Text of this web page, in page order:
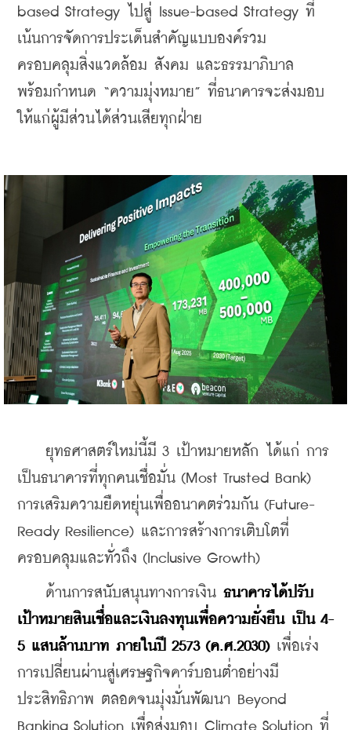
based Strategy ไปสู่ Issue-based Strategy ที่
เน้นการจัดการประเด็นสำคัญแบบองค์รวม
ครอบคลุมสิ่งแวดล้อม สังคม และธรรมาภิบาล
พร้อมกำหนด “ความมุ่งหมาย” ที่ธนาคารจะส่งมอบ
ให้แก่ผู้มีส่วนได้ส่วนเสียทุกฝ่าย
ยุทธศาสตร์ใหม่นี้มี 3 เป้าหมายหลัก ได้แก่ การ
เป็นธนาคารที่ทุกคนเชื่อมั่น (Most Trusted Bank)
การเสริมความยืดหยุ่นเพื่ออนาคตร่วมกัน (Future-
Ready Resilience) และการสร้างการเติบโตที่
ครอบคลุมและทั่วถึง (Inclusive Growth)
ด้านการสนับสนุนทางการเงิน ธนาคารได้ปรับ
เป้าหมายสินเชื่อและเงินลงทุนเพื่อความยั่งยืน เป็น 4-
5 แสนล้านบาท ภายในปี 2573 (ค.ศ.2030) เพื่อเร่ง
การเปลี่ยนผ่านสู่เศรษฐกิจคาร์บอนต่ำอย่างมี
ประสิทธิภาพ ตลอดจนมุ่งมั่นพัฒนา Beyond
Banking Solution เพื่อส่งมอบ Climate Solution ที่